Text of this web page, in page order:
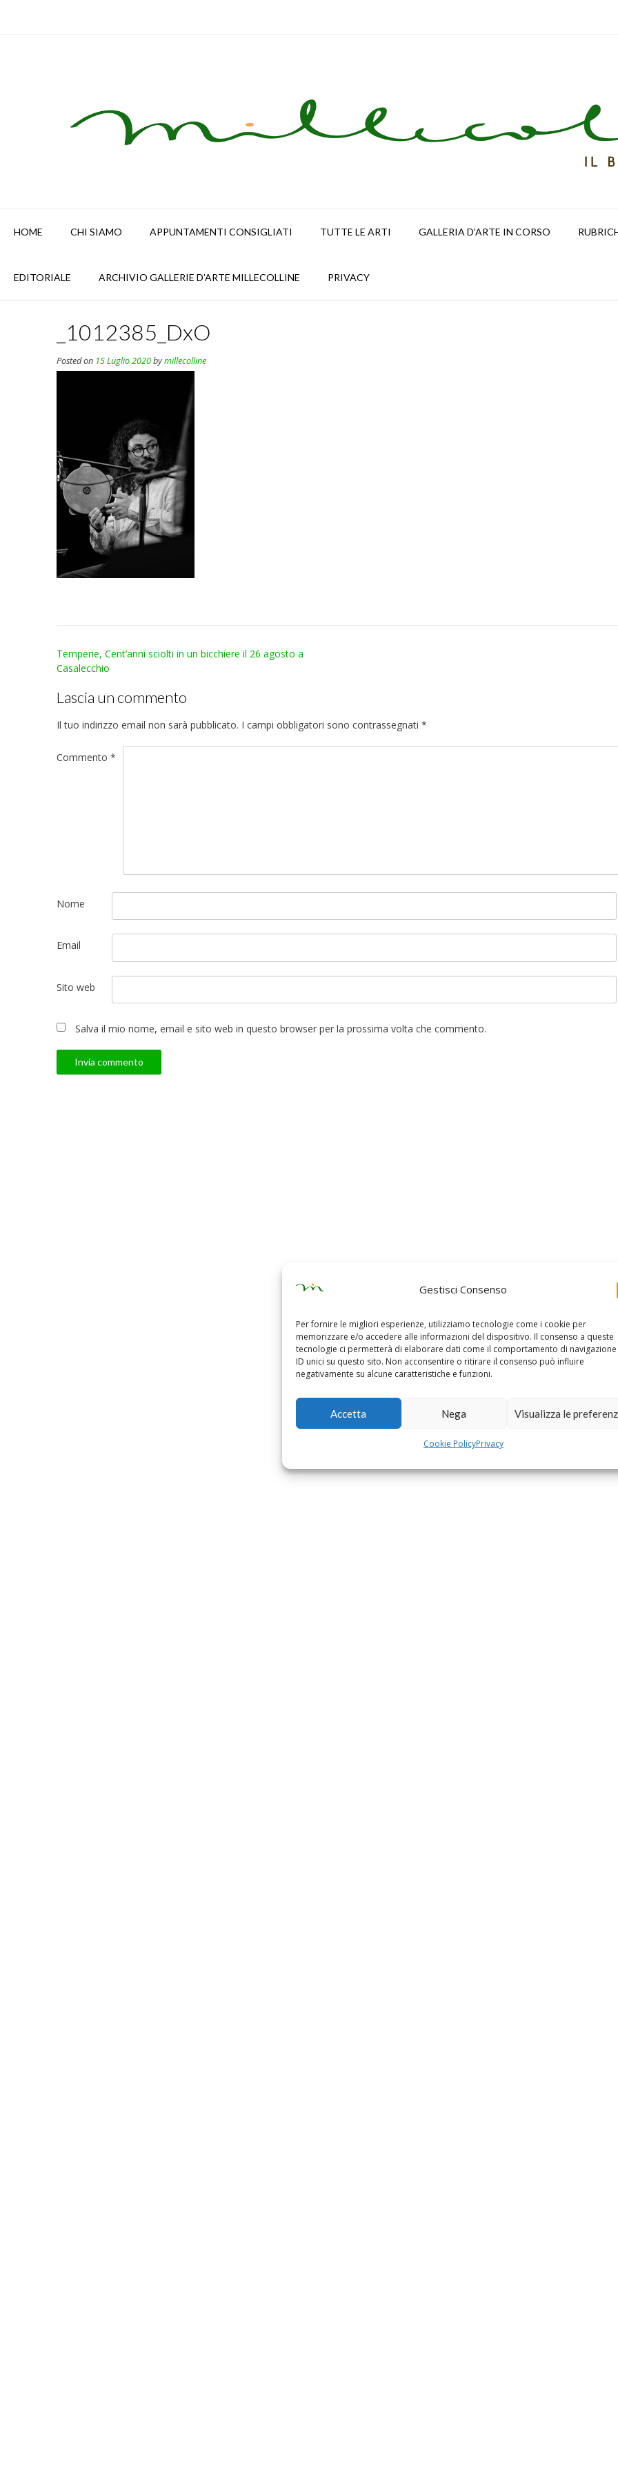
Gestisci Consenso
Per fornire le migliori esperienze, utilizziamo tecnologie come i cookie per
memorizzare e/o accedere alle informazioni del dispositivo. Il consenso a queste
tecnologie ci permetterà di elaborare dati come il comportamento di
ID unici su questo sito. Non acconsentire o ritirare il consenso può influire
negativamente su alcune caratteristiche e funzioni.
Accetta Nega Visualizza le
Cookie PolicyPrivacy
HOME CHI SIAMO APPUNTAMENTI CONSIGLIATI TUTTE LE ARTI GALLERIA D’ARTE IN CORSO
EDITORIALE ARCHIVIO GALLERIE D’ARTE MILLECOLLINE PRIVACY
_1012385_DxO
Posted on 15 Luglio 2020bymillecolline
Post
navigation
Temperie, Cent’anni sciolti in un bicchiere il 26 agosto a
Casalecchio
Lascia un commento
Il tuo indirizzo email non sarà pubblicato. I campi obbligatori sono contrassegnati *
Commento *
Nome
Email
Sito web
Salva il mio nome, email e sito web in questo browser per la prossima volta che commento.